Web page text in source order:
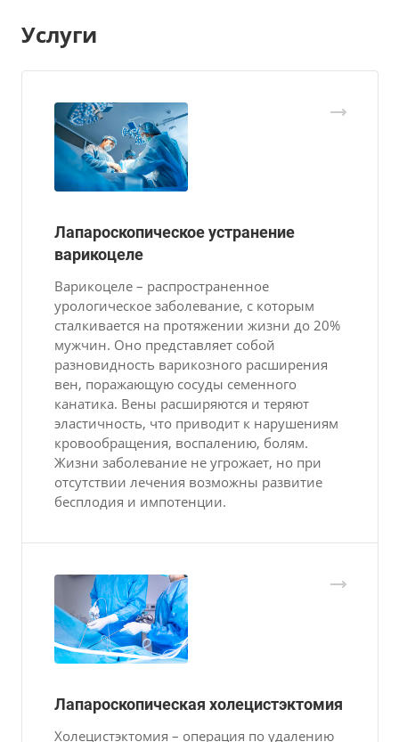
Услуги
Лапароскопическое устранение
варикоцеле
Варикоцеле – распространенное
урологическое заболевание, с которым
сталкивается на протяжении жизни до 20%
мужчин. Оно представляет собой
разновидность варикозного расширения
вен, поражающую сосуды семенного
канатика. Вены расширяются и теряют
эластичность, что приводит к нарушениям
кровообращения, воспалению, болям.
Жизни заболевание не угрожает, но при
отсутствии лечения возможны развитие
бесплодия и импотенции.
Лапароскопическая холецистэктомия
Холецистэктомия – операция по удалению